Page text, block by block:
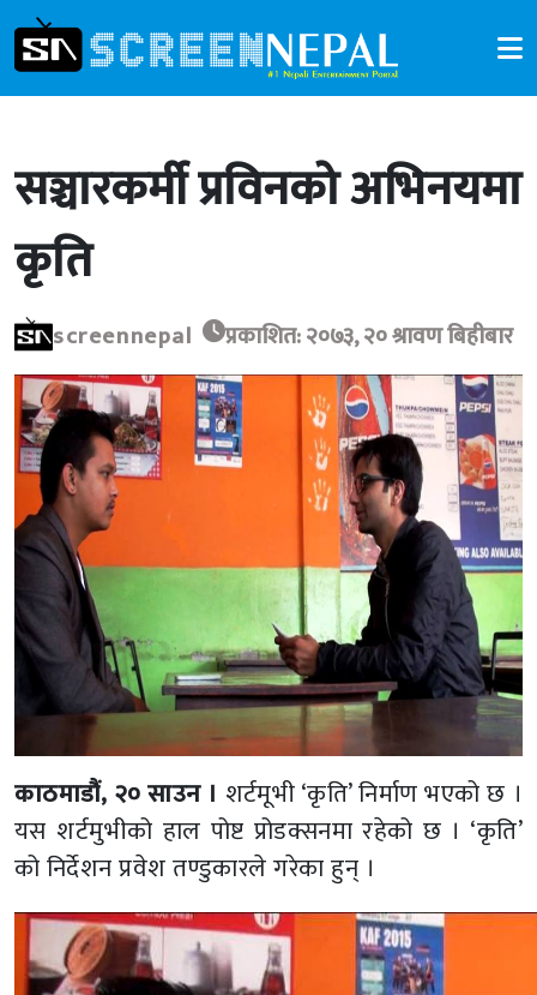
सञ्चारकर्मी प्रविनको अभिनयमा
कृति
screennepal प्रकाशित: २०७३, २० श्रावण बिहीबार
काठमाडौं, २० साउन । शर्टमूभी ‘कृति’ निर्माण भएको छ ।
यस शर्टमुभीको हाल पोष्ट प्रोडक्सनमा रहेको छ । ‘कृति’
को निर्देशन प्रवेश तण्डुकारले गरेका हुन् ।